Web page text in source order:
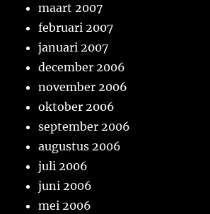
maart 2007
februari 2007
januari 2007
december 2006
november 2006
oktober 2006
september 2006
augustus 2006
juli 2006
juni 2006
mei 2006